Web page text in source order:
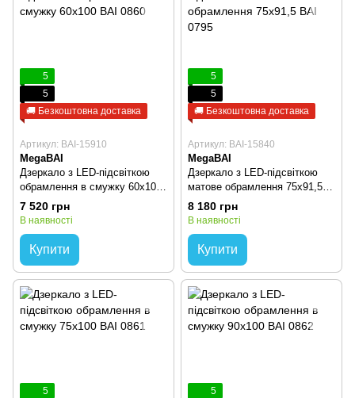
5
5
🚚 Безкоштовна доставка
Артикул: BAI-15910
MegaBAI
Дзеркало з LED-підсвіткою
обрамлення в смужку 60х100
BAI 0860
7 520 грн
В наявності
Купити
5
5
🚚 Безкоштовна доставка
Артикул: BAI-15840
MegaBAI
Дзеркало з LED-підсвіткою
матове обрамлення 75х91,5
BAI 0795
8 180 грн
В наявності
Купити
5
5